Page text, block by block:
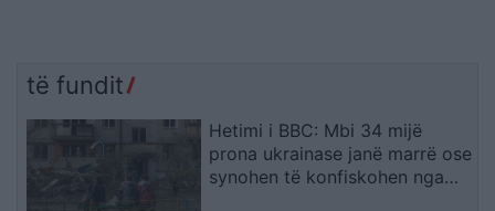
të fundit
Hetimi i BBC: Mbi 34 mijë
prona ukrainase janë marrë ose
synohen të konfiskohen nga